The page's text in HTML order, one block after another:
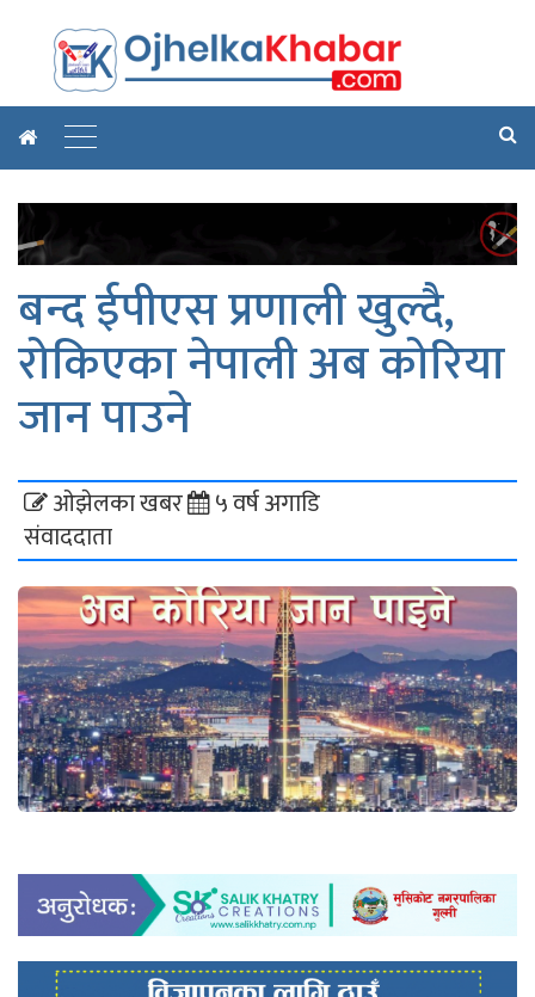
बन्द ईपीएस प्रणाली खुल्दै,
रोकिएका नेपाली अब कोरिया
जान पाउने
ओझेलका खबर
संवाददाता
५ वर्ष अगाडि